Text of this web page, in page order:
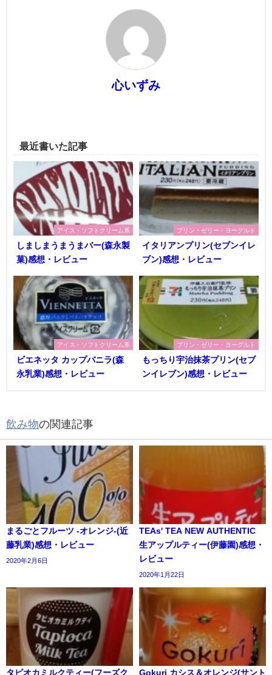
心いずみ
最近書いた記事
アイス・ソフトクリーム系
しましまうまうまバー(森永製
菓)感想・レビュー
プリン・ゼリー・ヨーグルト
イタリアンプリン(セブンイレ
ブン)感想・レビュー
アイス・ソフトクリーム系
ビエネッタ カップバニラ(森
永乳業)感想・レビュー
プリン・ゼリー・ヨーグルト
もっちり宇治抹茶プリン(セブ
ンイレブン)感想・レビュー
飲み物の関連記事
まるごとフルーツ -オレンジ-(近
藤乳業)感想・レビュー
2020年2月6日
TEAs' TEA NEW AUTHENTIC
生アップルティー(伊藤園)感想・
レビュー
2020年1月22日
タピオカミルクティー(フーズク Gokuri カシス＆オレンジ(サント